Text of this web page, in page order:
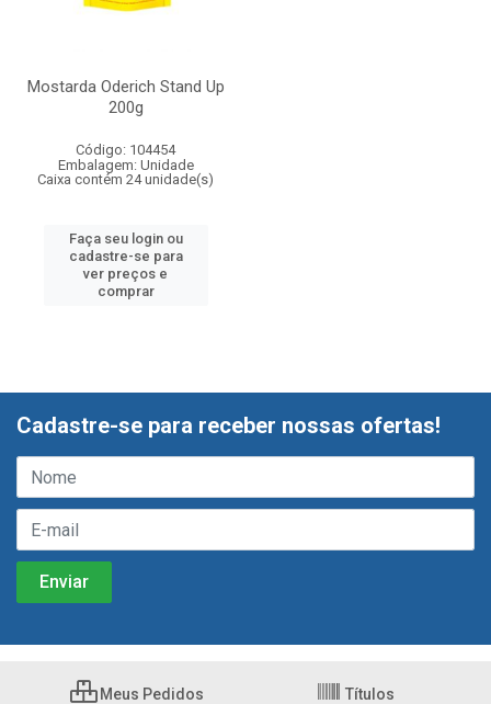
Mostarda Oderich Stand Up
200g
Código: 104454
Embalagem: Unidade
Caixa contém 24 unidade(s)
Faça seu login ou
cadastre-se para
ver preços e
comprar
Cadastre-se para receber nossas ofertas!
Meus Pedidos Títulos